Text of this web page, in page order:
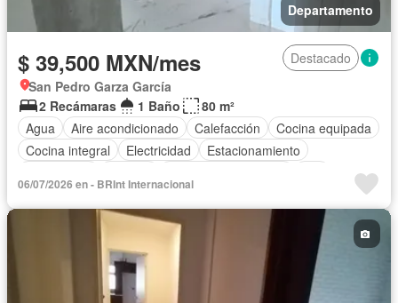
Departamento
$ 39,500 MXN/mes
Destacado
San Pedro Garza García
2 Recámaras
1 Baño
80 m²
Agua
Aire acondicionado Calefacción
Cocina equipada
Cocina integral
Electricidad
Estacionamiento
Sin amueblar
06/07/2026 en - BRInt Internacional